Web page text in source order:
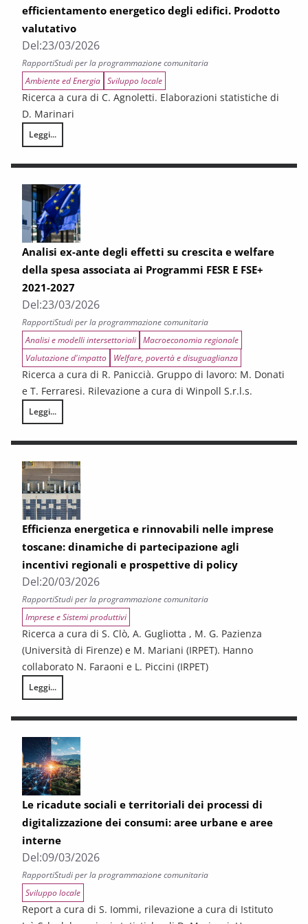
efficientamento energetico degli edifici. Prodotto
valutativo
Del:23/03/2026
RapportiStudi per la programmazione comunitaria
Ambiente ed Energia Sviluppo locale
Ricerca a cura di C. Agnoletti. Elaborazioni statistiche di
D. Marinari
Leggi...
Il contributo delle aree urbane alla sostenibilità ambientale: tra
Analisi ex-ante degli effetti su crescita e welfare
della spesa associata ai Programmi FESR E FSE+
2021-2027
Del:23/03/2026
RapportiStudi per la programmazione comunitaria
Analisi e modelli intersettoriali Macroeconomia regionale
Valutazione d'impatto
Welfare, povertà e disuguaglianza
Ricerca a cura di R. Paniccià. Gruppo di lavoro: M. Donati
e T. Ferraresi. Rilevazione a cura di Winpoll S.r.l.s.
Leggi...
Analisi ex-ante degli effetti su crescita e welfare della spesa associata
Efficienza energetica e rinnovabili nelle imprese
toscane: dinamiche di partecipazione agli
incentivi regionali e prospettive di policy
Del:20/03/2026
RapportiStudi per la programmazione comunitaria
Imprese e Sistemi produttivi
Ricerca a cura di S. Clò, A. Gugliotta , M. G. Pazienza
(Università di Firenze) e M. Mariani (IRPET). Hanno
collaborato N. Faraoni e L. Piccini (IRPET)
Leggi...
Efficienza energetica e rinnovabili nelle imprese toscane: dinamiche
Le ricadute sociali e territoriali dei processi di
digitalizzazione dei consumi: aree urbane e aree
interne
Del:09/03/2026
RapportiStudi per la programmazione comunitaria
Sviluppo locale
Report a cura di S. Iommi, rilevazione a cura di Istituto